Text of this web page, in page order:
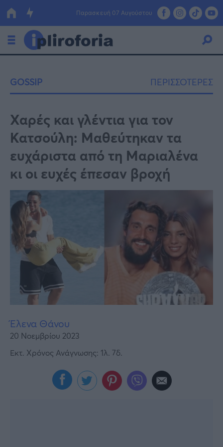
Παρασκευή 07 Αυγούστου
Οικονομία
Πολιτική
Τράπεζες
Επιδοτήσεις
Κόσμος
Lifestyle
Αθλητικά
Υγεία
Γυναίκα
Καιρός
GOSSIP ΠΕΡΙΣΣΟΤΕΡΕΣ
Χαρές και γλέντια για τον
Κατσούλη: Μαθεύτηκαν τα
ευχάριστα από τη Μαριαλένα
κι οι ευχές έπεσαν βροχή
Έλενα Θάνου
20 Νοεμβρίου 2023
Εκτ. Χρόνος Ανάγνωσης: 1λ. 7δ.